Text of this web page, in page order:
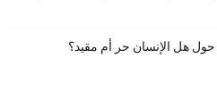
حول هل الإنسان حر أم مقيد؟